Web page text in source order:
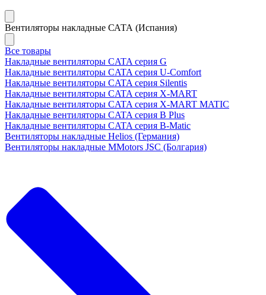
Вентиляторы накладные САТА (Испания)
Все товары
Накладные вентиляторы CATA серия G
Накладные вентиляторы CATA серия U-Comfort
Накладные вентиляторы CATA серия Silentis
Накладные вентиляторы CATA серия X-MART
Накладные вентиляторы CATA серия X-MART MATIC
Накладные вентиляторы CATA серия B Plus
Накладные вентиляторы CATA серия B-Matic
Вентиляторы накладные Helios (Германия)
Вентиляторы накладные MMotors JSC (Болгария)